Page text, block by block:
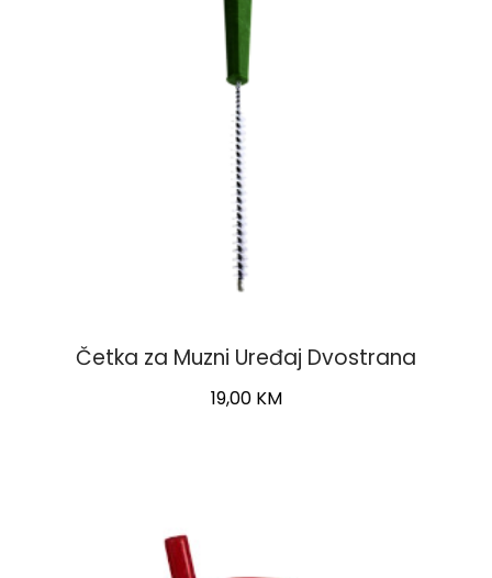
Četka za Muzni Uređaj Dvostrana
19,00 KM